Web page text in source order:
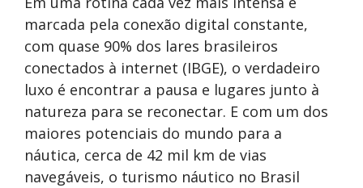
marcada pela conexão digital constante,
com quase 90% dos lares brasileiros
conectados à internet (IBGE), o verdadeiro
luxo é encontrar a pausa e lugares junto à
natureza para se reconectar. E com um dos
maiores potenciais do mundo para a
náutica, cerca de 42 mil km de vias
navegáveis, o turismo náutico no Brasil